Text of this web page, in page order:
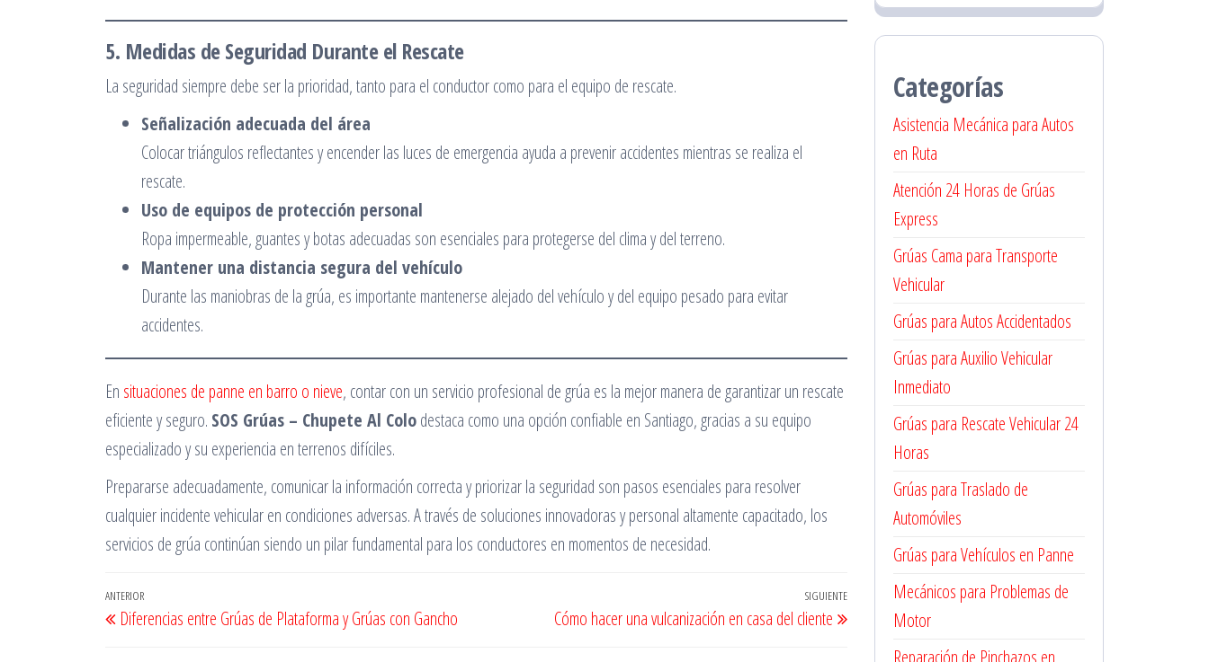
5. Medidas de Seguridad Durante el Rescate
La seguridad siempre debe ser la prioridad, tanto para el conductor como para el equipo de rescate.
Señalización adecuada del área
Colocar triángulos reflectantes y encender las luces de emergencia ayuda a prevenir accidentes mientras se realiza el
rescate.
Uso de equipos de protección personal
Ropa impermeable, guantes y botas adecuadas son esenciales para protegerse del clima y del terreno.
Mantener una distancia segura del vehículo
Durante las maniobras de la grúa, es importante mantenerse alejado del vehículo y del equipo pesado para evitar
accidentes.
En situaciones de panne en barro o nieve, contar con un servicio profesional de grúa es la mejor manera de garantizar un rescate
eficiente y seguro. SOS Grúas – Chupete Al Colodestaca como una opción confiable en Santiago, gracias a su equipo
especializado y su experiencia en terrenos difíciles.
Prepararse adecuadamente, comunicar la información correcta y priorizar la seguridad son pasos esenciales para resolver
cualquier incidente vehicular en condiciones adversas. A través de soluciones innovadoras y personal altamente capacitado, los
servicios de grúa continúan siendo un pilar fundamental para los conductores en momentos de necesidad.
Navegación
de
Entrada
anterior
ANTERIOR
Diferencias entre Grúas de Plataforma y Grúas con Gancho
Entrada
siguiente
SIGUIENTE
Cómo hacer una vulcanización en casa del cliente
Categorías
Asistencia Mecánica para Autos
en Ruta
Atención 24 Horas de Grúas
Express
Grúas Cama para Transporte
Vehicular
Grúas para Autos Accidentados
Grúas para Auxilio Vehicular
Inmediato
Grúas para Rescate Vehicular 24
Horas
Grúas para Traslado de
Automóviles
Grúas para Vehículos en Panne
Mecánicos para Problemas de
Motor
Reparación de Pinchazos en